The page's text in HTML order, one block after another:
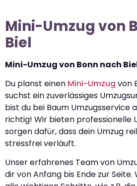
Mini-Umzug von
Biel
Mini-Umzug von Bonn nach
Du planst einen Mini-Umzug von
suchst ein zuverlässiges
bist du bei Baum Umzugsservice
richtig! Wir bieten professionelle
sorgen dafür, dass dein Umzug
stressfrei verläuft.
Unser erfahrenes Team von
dir von Anfang bis Ende zur